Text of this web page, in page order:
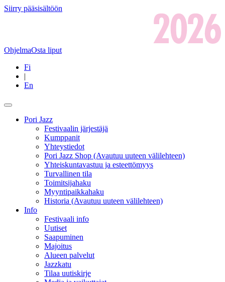
Siirry pääsisältöön
OhjelmaOsta liput
Fi
|
En
Pori Jazz
Festivaalin järjestäjä
Kumppanit
Yhteystiedot
Pori Jazz Shop (Avautuu uuteen välilehteen)
Yhteiskuntavastuu ja esteettömyys
Turvallinen tila
Toimitsijahaku
Myyntipaikkahaku
Historia (Avautuu uuteen välilehteen)
Info
Festivaali info
Uutiset
Saapuminen
Majoitus
Alueen palvelut
Jazzkatu
Tilaa uutiskirje